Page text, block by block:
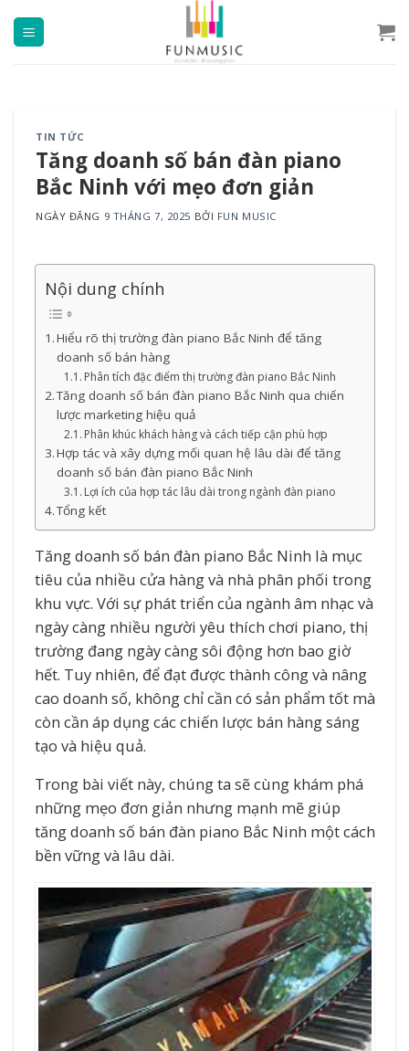
đến
TIN TỨC
Tăng doanh số bán đàn piano
Bắc Ninh với mẹo đơn giản
NGÀY ĐĂNG 9 THÁNG 7, 2025 BỞI FUN MUSIC
Nội dung chính
Hiểu rõ thị trường đàn piano Bắc Ninh để tăng
doanh số bán hàng
Phân tích đặc điểm thị trường đàn piano Bắc Ninh
Tăng doanh số bán đàn piano Bắc Ninh qua chiến
lược marketing hiệu quả
Phân khúc khách hàng và cách tiếp cận phù hợp
Hợp tác và xây dựng mối quan hệ lâu dài để tăng
doanh số bán đàn piano Bắc Ninh
Lợi ích của hợp tác lâu dài trong ngành đàn piano
Tổng kết
Tăng doanh số bán đàn piano Bắc Ninh là mục
tiêu của nhiều cửa hàng và nhà phân phối trong
khu vực. Với sự phát triển của ngành âm nhạc và
ngày càng nhiều người yêu thích chơi piano, thị
trường đang ngày càng sôi động hơn bao giờ
hết. Tuy nhiên, để đạt được thành công và nâng
cao doanh số, không chỉ cần có sản phẩm tốt mà
còn cần áp dụng các chiến lược bán hàng sáng
tạo và hiệu quả.
Trong bài viết này, chúng ta sẽ cùng khám phá
những mẹo đơn giản nhưng mạnh mẽ giúp
tăng doanh số bán đàn piano Bắc Ninh một cách
bền vững và lâu dài.